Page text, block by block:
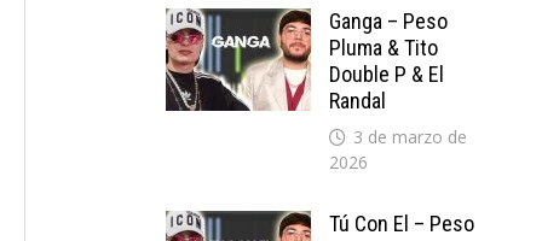
Ganga – Peso
Pluma & Tito
Double P & El
Randal
3 de marzo de
2026
Tú Con El – Peso